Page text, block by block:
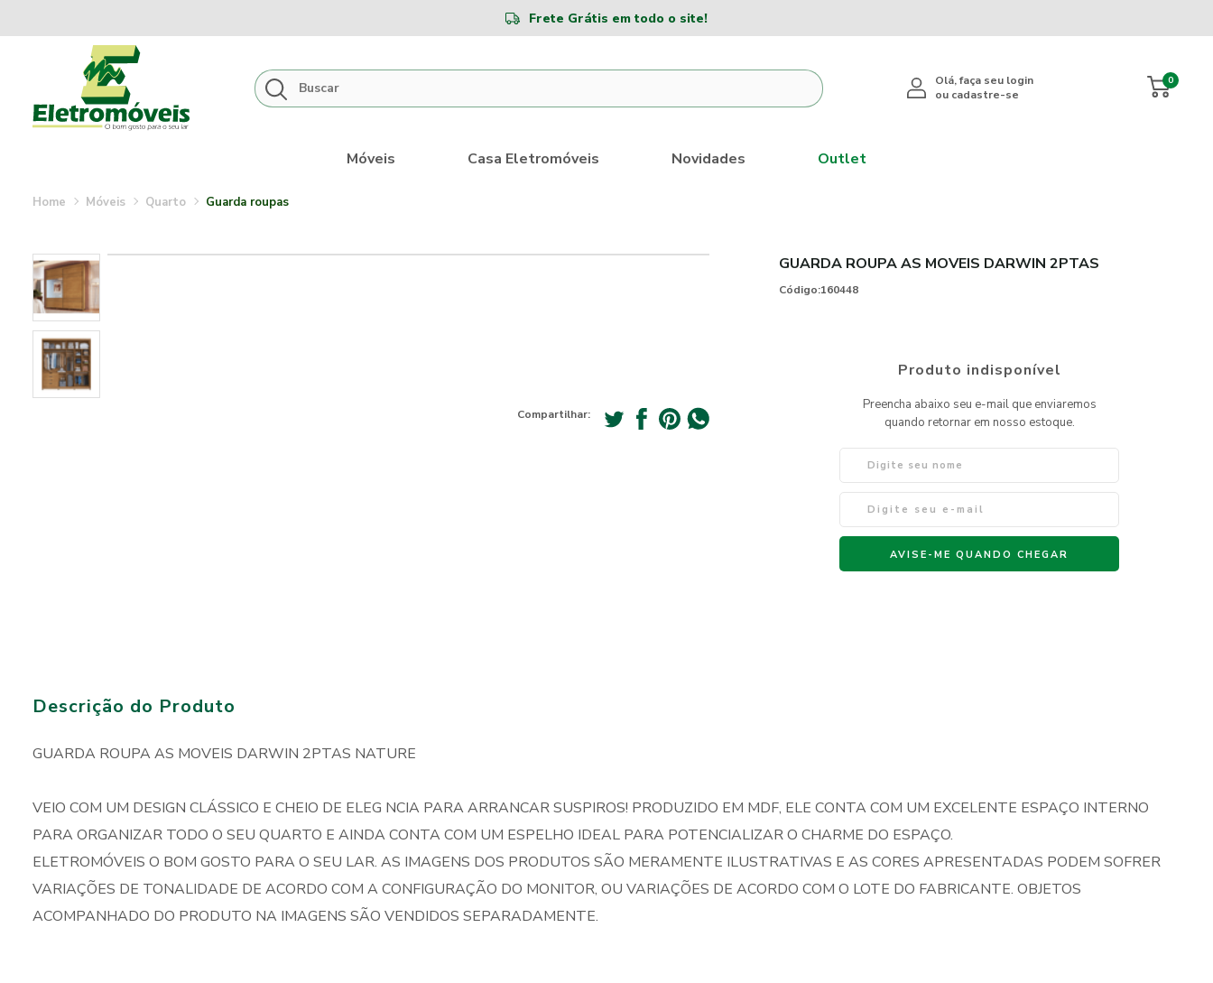
Frete Grátis em todo o site!
0
Móveis Casa Eletromóveis Novidades Outlet
móveis quarto guarda roupas
Compartilhar:
GUARDA ROUPA AS MOVEIS DARWIN 2PTAS
Código:160448
Descrição do Produto
GUARDA ROUPA AS MOVEIS DARWIN 2PTAS NATURE
VEIO COM UM DESIGN CLÁSSICO E CHEIO DE ELEG NCIA PARA ARRANCAR SUSPIROS! PRODUZIDO EM MDF, ELE CONTA COM UM EXCELENTE ESPAÇO INTERNO
PARA ORGANIZAR TODO O SEU QUARTO E AINDA CONTA COM UM ESPELHO IDEAL PARA POTENCIALIZAR O CHARME DO ESPAÇO.
ELETROMÓVEIS O BOM GOSTO PARA O SEU LAR. AS IMAGENS DOS PRODUTOS SÃO MERAMENTE ILUSTRATIVAS E AS CORES APRESENTADAS PODEM SOFRER
VARIAÇÕES DE TONALIDADE DE ACORDO COM A CONFIGURAÇÃO DO MONITOR, OU VARIAÇÕES DE ACORDO COM O LOTE DO FABRICANTE. OBJETOS
ACOMPANHADO DO PRODUTO NA IMAGENS SÃO VENDIDOS SEPARADAMENTE.